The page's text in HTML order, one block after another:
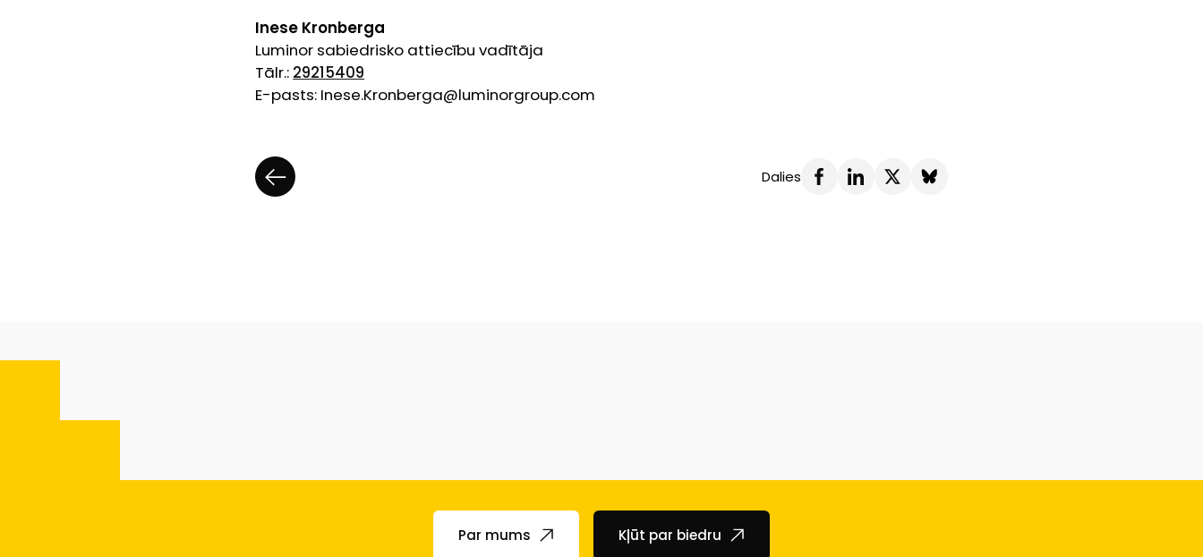
Inese Kronberga
Luminor sabiedrisko attiecību vadītāja
Tālr.: 29215409
E-pasts: Inese.Kronberga@luminorgroup.com
Dalies
Par mums Kļūt par biedru